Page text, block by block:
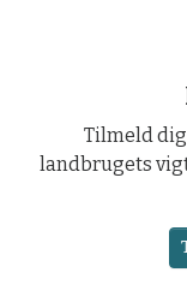
Tilmeld dig
landbrugets